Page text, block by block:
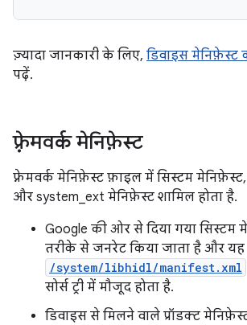
ज़्यादा जानकारी के लिए, डिवाइस मेनिफ़ेस्ट
पढ़ें.
फ़्रेमवर्क मेनिफ़ेस्ट
फ़्रेमवर्क मेनिफ़ेस्ट फ़ाइल में सिस्टम मेनिफ़ेस्ट,
और system_ext मेनिफ़ेस्ट शामिल होता है.
Google की ओर से दिया गया सिस्टम
तरीके से जनरेट किया जाता है और यह
/system/libhidl/manifest.xml
सोर्स ट्री में मौजूद होता है.
डिवाइस से मिलने वाले प्रॉडक्ट